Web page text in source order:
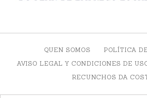
QUEN SOMOS
POLÍTICA
AVISO LEGAL Y CONDICIONES DE
RECUNCHOS DA